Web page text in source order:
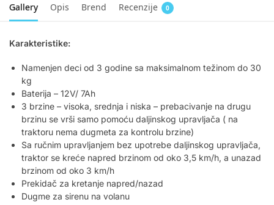
Gallery Opis Brend Recenzije 0
Karakteristike:
Namenjen deci od 3 godine sa maksimalnom težinom do 30
kg
Baterija – 12V/ 7Ah
3 brzine – visoka, srednja i niska – prebacivanje na drugu
brzinu se vrši samo pomoću daljinskog upravljača ( na
traktoru nema dugmeta za kontrolu brzine)
Sa ručnim upravljanjem bez upotrebe daljinskog upravljača,
traktor se kreće napred brzinom od oko 3,5 km/h, a unazad
brzinom od oko 3 km/h
Prekidač za kretanje napred/nazad
Dugme za sirenu na volanu